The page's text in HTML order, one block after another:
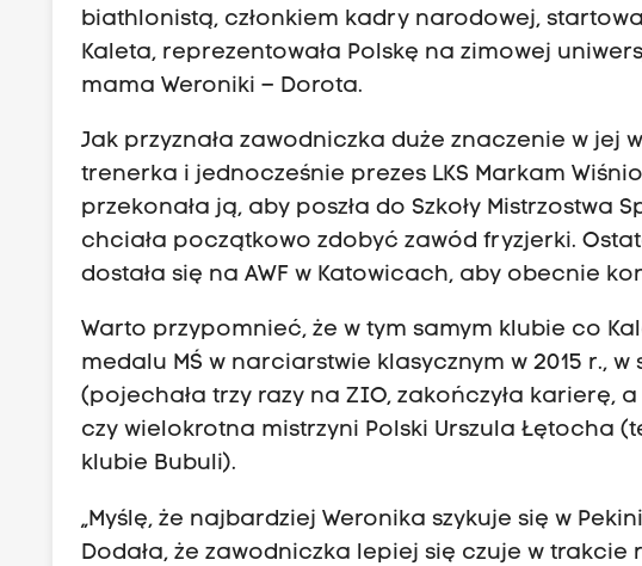
biathlonistą, członkiem kadry narodowej,
Kaleta, reprezentowała Polskę na zimowej
mama Weroniki – Dorota.
Jak przyznała zawodniczka duże znaczenie w jej
trenerka i jednocześnie prezes LKS Markam
przekonała ją, aby poszła do Szkoły
chciała początkowo zdobyć zawód fryzjerki.
dostała się na AWF w Katowicach, aby obecnie
Warto przypomnieć, że w tym samym klubie co
medalu MŚ w narciarstwie klasycznym w 2015 r.,
(pojechała trzy razy na ZIO, zakończyła
czy wielokrotna mistrzyni Polski Urszula Łętocha
klubie Bubuli).
„Myślę, że najbardziej Weronika szykuje się w
Dodała, że zawodniczka lepiej się czuje w